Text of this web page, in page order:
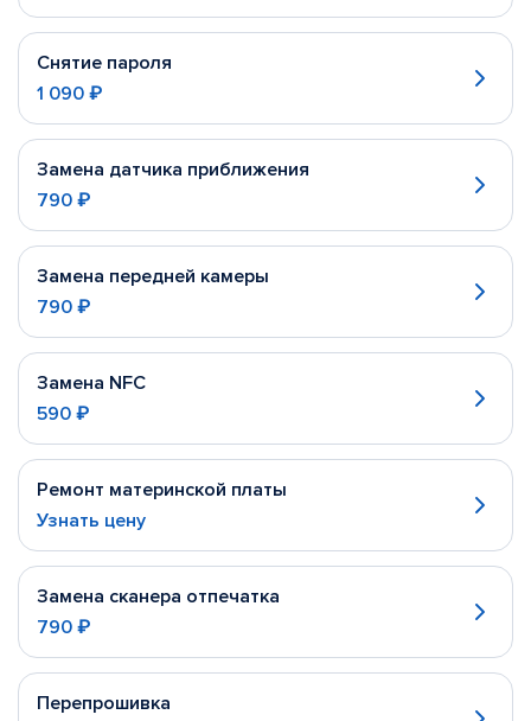
Снятие пароля
1 090 ₽
Замена датчика приближения
790 ₽
Замена передней камеры
790 ₽
Замена NFC
590 ₽
Ремонт материнской платы
Узнать цену
Замена сканера отпечатка
790 ₽
Перепрошивка